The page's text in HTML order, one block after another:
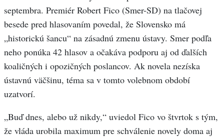
septembra. Premiér Robert Fico (Smer-SD) na tlačovej
besede pred hlasovaním povedal, že Slovensko má
„historickú šancu“ na zásadnú zmenu ústavy. Smer podľa
neho ponúka 42 hlasov a očakáva podporu aj od ďalších
koaličných i opozičných poslancov. Ak novela nezíska
ústavnú väčšinu, téma sa v tomto volebnom období
uzatvorí.
„Buď dnes, alebo už nikdy,“ uviedol Fico vo štvrtok s tým,
že vláda urobila maximum pre schválenie novely doma aj